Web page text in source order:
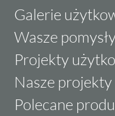
Galerie
Wasze pomysły
Projekty
Nasze projekty
Polecane